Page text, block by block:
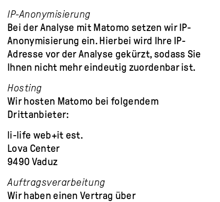
IP-Anonymisierung
Bei der Analyse mit Matomo setzen wir IP-
Anonymisierung ein. Hierbei wird Ihre IP-
Adresse vor der Analyse gekürzt, sodass Sie
Ihnen nicht mehr eindeutig zuordenbar ist.
Hosting
Wir hosten Matomo bei folgendem
Drittanbieter:
li-life web+it est.
Lova Center
9490 Vaduz
Auftragsverarbeitung
Wir haben einen Vertrag über